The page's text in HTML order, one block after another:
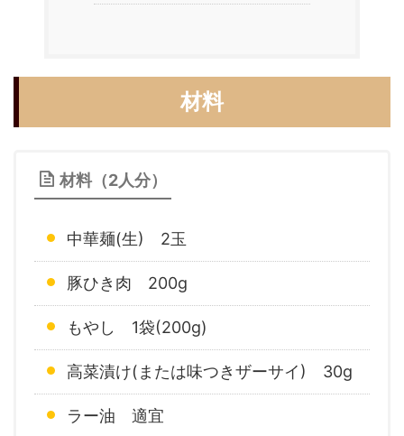
材料
材料（2人分）
中華麺(生) 2玉
豚ひき肉 200g
もやし 1袋(200g)
高菜漬け(または味つきザーサイ) 30g
ラー油 適宜